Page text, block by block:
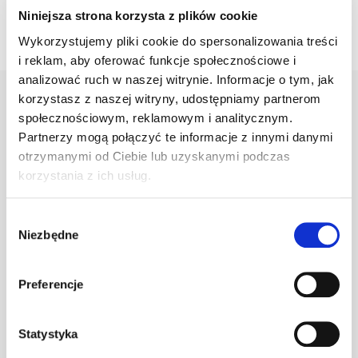
Niniejsza strona korzysta z plików cookie
Wykorzystujemy pliki cookie do spersonalizowania treści
i reklam, aby oferować funkcje społecznościowe i
analizować ruch w naszej witrynie. Informacje o tym, jak
korzystasz z naszej witryny, udostępniamy partnerom
społecznościowym, reklamowym i analitycznym.
Partnerzy mogą połączyć te informacje z innymi danymi
otrzymanymi od Ciebie lub uzyskanymi podczas
korzystania z ich usług.
zgody
Niezbędne
Preferencje
Statystyka
Warianty Opis Specyfikacja